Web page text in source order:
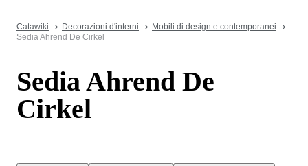
Catawiki Decorazioni d'interni
Mobili di design e contemporanei
Sedia Ahrend De Cirkel
Sedia Ahrend De
Cirkel